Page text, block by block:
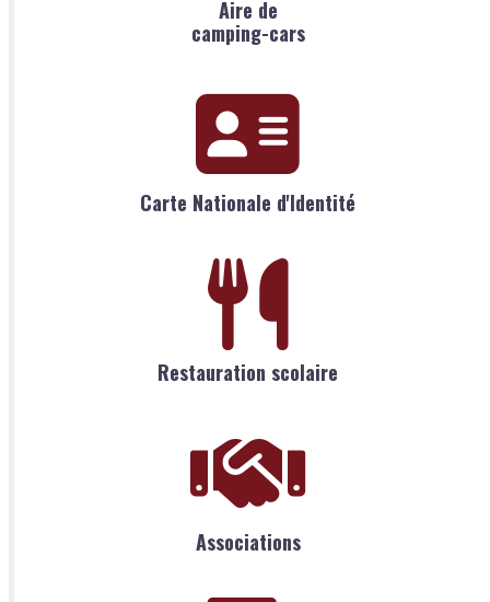
Aire de
camping-cars
Carte Nationale d'Identité
Restauration scolaire
Associations